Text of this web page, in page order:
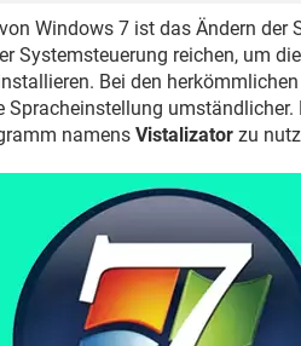
Windows 7 ist das Ändern der
Systemsteuerung reichen, um
Bei den
Spracheinstellung umständlicher.
namens Vistalizator zu